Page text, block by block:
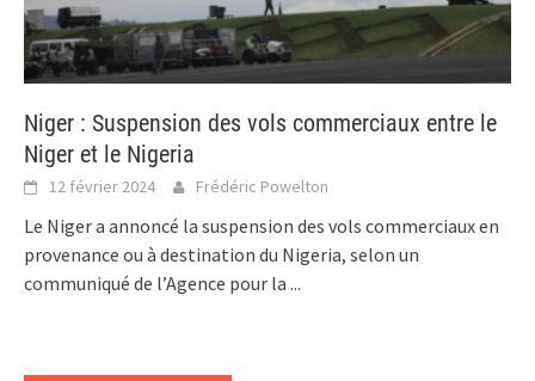
Niger : Suspension des vols commerciaux entre le
Niger et le Nigeria
12 février 2024 Frédéric Powelton
Le Niger a annoncé la suspension des vols commerciaux en
provenance ou à destination du Nigeria, selon un
communiqué de l’Agence pour la ...